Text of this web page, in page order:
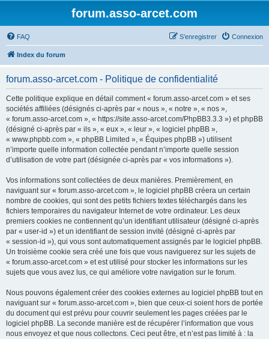
forum.asso-arcet.com
FAQ Connexion
S’enregistrer
Index du forum
forum.asso-arcet.com - Politique de confidentialité
Cette politique explique en détail comment « forum.asso-arcet.com » et ses
sociétés affiliées (désignés ci-après par « nous », « notre », « nos »,
« forum.asso-arcet.com », « https://site.asso-arcet.com/PhpBB3.3.3 ») et phpBB
(désigné ci-après par « ils », « eux », « leur », « logiciel phpBB »,
« www.phpbb.com », « phpBB Limited », « Équipes phpBB ») utilisent
n’importe quelle information collectée pendant n’importe quelle session
d’utilisation de votre part (désignée ci-après par « vos informations »).
Vos informations sont collectées de deux manières. Premièrement, en
naviguant sur « forum.asso-arcet.com », le logiciel phpBB créera un certain
nombre de cookies, qui sont des petits fichiers textes téléchargés dans les
fichiers temporaires du navigateur Internet de votre ordinateur. Les deux
premiers cookies ne contiennent qu’un identifiant utilisateur (désigné ci-après
par « user-id ») et un identifiant de session invité (désigné ci-après par
« session-id »), qui vous sont automatiquement assignés par le logiciel phpBB.
Un troisième cookie sera créé une fois que vous naviguerez sur les sujets de
« forum.asso-arcet.com » et est utilisé pour stocker les informations sur les
sujets que vous avez lus, ce qui améliore votre navigation sur le forum.
Nous pouvons également créer des cookies externes au logiciel phpBB tout en
naviguant sur « forum.asso-arcet.com », bien que ceux-ci soient hors de portée
du document qui est prévu pour couvrir seulement les pages créées par le
logiciel phpBB. La seconde manière est de récupérer l’information que vous
nous envoyez et que nous collectons. Ceci peut être, et n’est pas limité à : la